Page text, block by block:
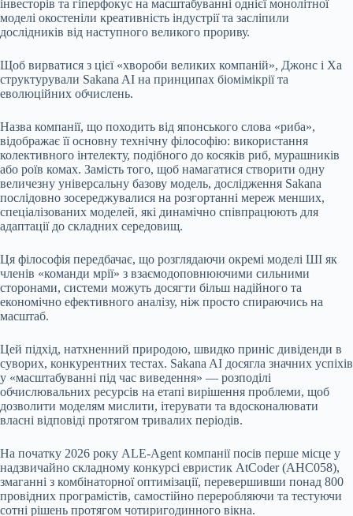
інвесторів та гіперфокус на масштабуванні однієї монолітної
моделі окостеніли креативність індустрії та засліпили
дослідників від наступного великого прориву.
Щоб вирватися з цієї «хвороби великих компаній», Джонс і Ха
структурували Sakana AI на принципах біомімікрії та
еволюційних обчислень.
Назва компанії, що походить від японського слова «риба»,
відображає її основну технічну філософію: використання
колективного інтелекту, подібного до косяків риб, мурашників
або роїв комах. Замість того, щоб намагатися створити одну
величезну універсальну базову модель, дослідження Sakana
послідовно зосереджувалися на розгортанні мереж менших,
спеціалізованих моделей, які динамічно співпрацюють для
адаптації до складних середовищ.
Ця філософія передбачає, що розглядаючи окремі моделі ШІ як
членів «команди мрії» з взаємодоповнюючими сильними
сторонами, системи можуть досягти більш надійного та
економічно ефективного аналізу, ніж просто спираючись на
масштаб.
Цей підхід, натхненний природою, швидко приніс дивіденди в
суворих, конкурентних тестах. Sakana AI досягла значних успіхів
у «масштабуванні під час виведення» — розподілі
обчислювальних ресурсів на етапі вирішення проблеми, щоб
дозволити моделям мислити, ітерувати та вдосконалювати
власні відповіді протягом тривалих періодів.
На початку 2026 року ALE-Agent компанії посів перше місце у
надзвичайно складному конкурсі евристик AtCoder (AHC058),
змаганні з комбінаторної оптимізації, перевершивши понад 800
провідних програмістів, самостійно переробляючи та тестуючи
сотні рішень протягом чотиригодинного вікна.